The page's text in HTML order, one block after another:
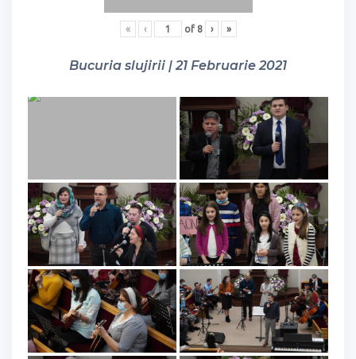
« ‹ of 8 › »
Bucuria slujirii | 21 Februarie 2021